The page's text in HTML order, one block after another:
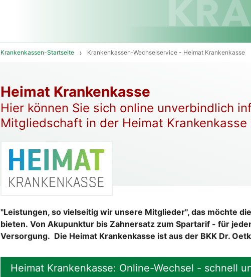
Krankenkassen-Startseite Krankenkassen-Wechselservice - Heimat Krankenkasse
Heimat Krankenkasse
Hier können Sie sich online unverbindlich
Mitgliedschaft in der Heimat
"Leistungen, so vielseitig wir unsere Mitglieder", das möchte
bieten. Von Akupunktur bis Zahnersatz zum Spartarif - für
Versorgung. Die Heimat Krankenkasse ist aus der BKK Dr.
Heimat Krankenkasse: Online-Wechsel - schnell